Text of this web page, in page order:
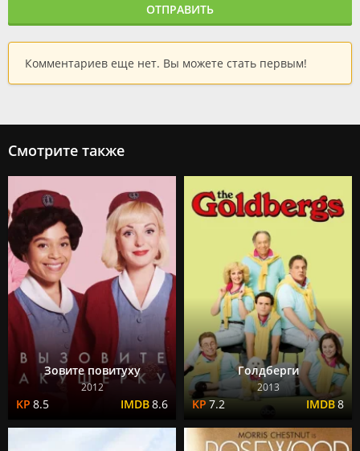
ОТПРАВИТЬ
Комментариев еще нет. Вы можете стать первым!
Смотрите также
Зовите повитуху
2012
8.5 8.6
Голдберги
2013
7.2 8